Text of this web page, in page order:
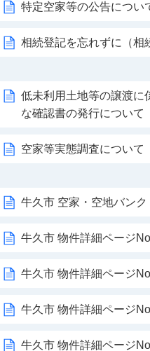
特定空家等の公告につい
相続登記を忘れずに（相
低未利用土地等の譲渡に
な確認書の発行について
空家等実態調査について
牛久市 空家・空地バン
牛久市 物件詳細ページ
牛久市 物件詳細ページ
牛久市 物件詳細ページ
牛久市 物件詳細ページ